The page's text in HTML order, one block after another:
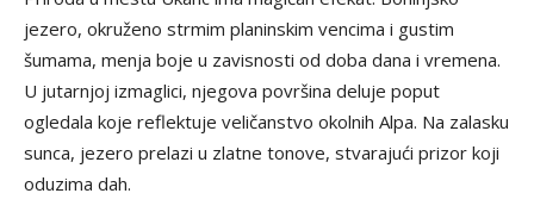
jezero, okruženo strmim planinskim vencima i gustim
šumama, menja boje u zavisnosti od doba dana i vremena.
U jutarnjoj izmaglici, njegova površina deluje poput
ogledala koje reflektuje veličanstvo okolnih Alpa. Na zalasku
sunca, jezero prelazi u zlatne tonove, stvarajući prizor koji
oduzima dah.